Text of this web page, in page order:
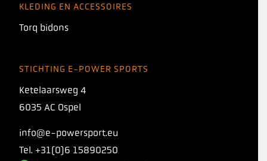
KLEDING EN ACCESSOIRES
Torq bidons
STICHTING E-POWER SPORTS
Ketelaarsweg 4
6035 AC Ospel
info@e-powersport.eu
Tel. +31(0)6 15890250